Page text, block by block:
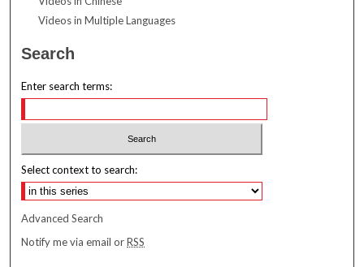
Videos in Multiple Languages
Search
Enter search terms:
Select context to search:
Advanced Search
Notify me via email orRSS